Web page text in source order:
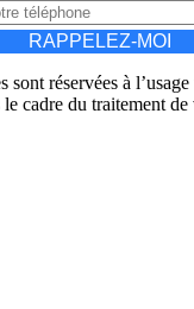
RAPPELEZ-MOI
sont réservées à
cadre du traitement de